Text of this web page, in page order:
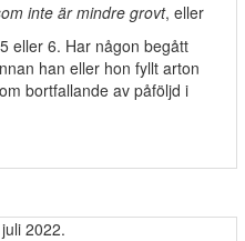
inte är mindre grovt, eller
eller 6. Har någon begått
han eller hon fyllt arton
bortfallande av påföljd i
2022.